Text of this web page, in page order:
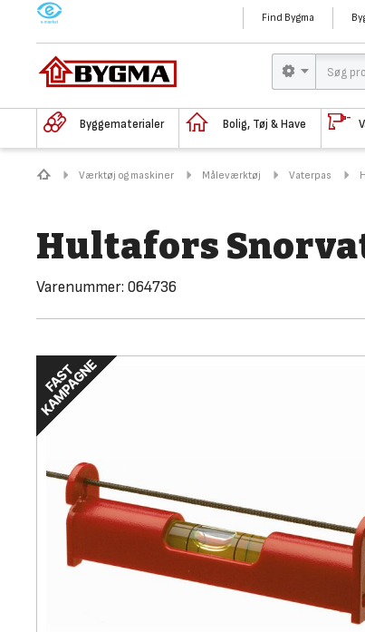
M Find Bygma
Byggematerialer Bolig, Tøj & Have
Værktøj og maskiner Måleværktøj Vaterpas
Hultafors
Varenummer: 064736